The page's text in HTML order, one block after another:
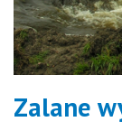
Zalane